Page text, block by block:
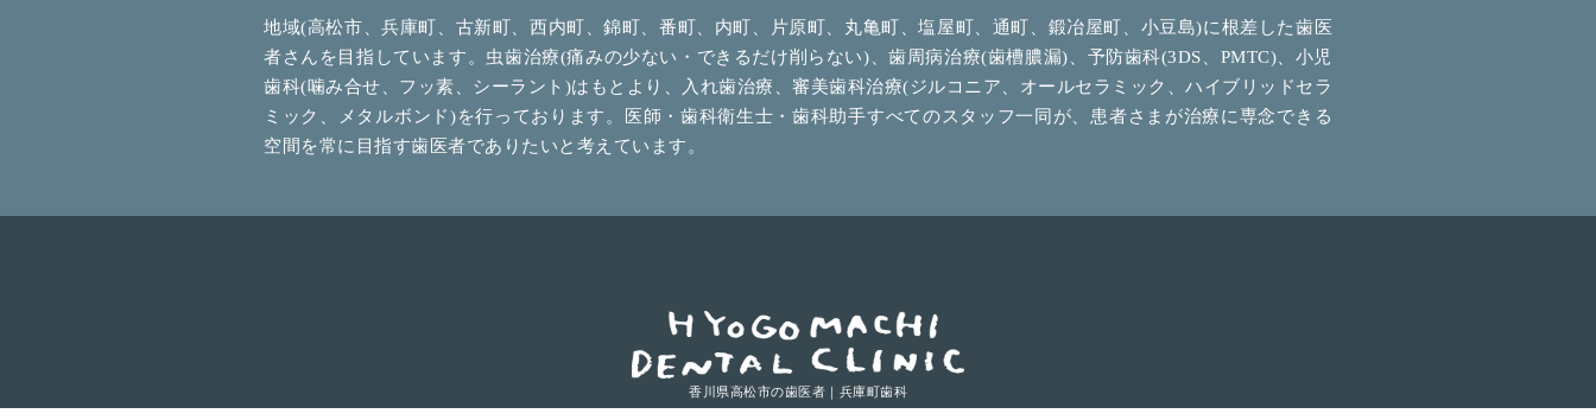
地域(高松市、兵庫町、古新町、西内町、錦町、番町、内町、片原町、丸亀町、塩屋町、通町、鍛冶屋町、小豆島)に根差した歯医
者さんを目指しています。虫歯治療(痛みの少ない・できるだけ削らない)、歯周病治療(歯槽膿漏)、予防歯科(3DS、PMTC)、小児
歯科(噛み合せ、フッ素、シーラント)はもとより、入れ歯治療、審美歯科治療(ジルコニア、オールセラミック、ハイブリッドセラ
ミック、メタルボンド)を行っております。医師・歯科衛生士・歯科助手すべてのスタッフ一同が、患者さまが治療に専念できる
空間を常に目指す歯医者でありたいと考えています。
香川県高松市の歯医者｜兵庫町歯科
T F